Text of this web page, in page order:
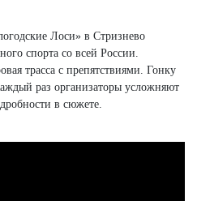
Лоси» в Стризнево
спорта со всей России.
трасса с препятствиями. Гонку
раз организаторы усложняют
в сюжете.